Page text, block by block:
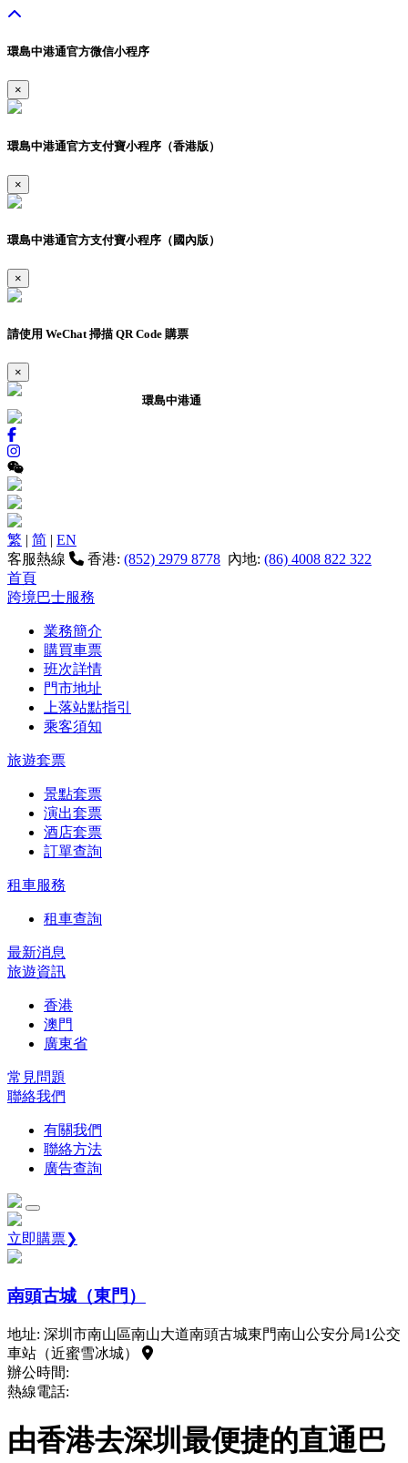
環島中港通官方微信小程序
×
環島中港通官方支付寶小程序（香港版）
×
環島中港通官方支付寶小程序（國內版）
×
請使用 WeChat 掃描 QR Code 購票
×
環島中港通
繁 | 简 | EN
客服熱線
香港: (852) 2979 8778 內地: (86) 4008 822 322
首頁
跨境巴士服務
業務簡介
購買車票
班次詳情
門市地址
上落站點指引
乘客須知
旅遊套票
景點套票
演出套票
酒店套票
訂單查詢
租車服務
租車查詢
最新消息
旅遊資訊
香港
澳門
廣東省
常見問題
聯絡我們
有關我們
聯絡方法
廣告查詢
立即購票❯
南頭古城（東門）
地址: 深圳市南山區南山大道南頭古城東門南山公安分局1公交
車站（近蜜雪冰城）
辦公時間:
熱線電話:
由香港去深圳最便捷的直通巴